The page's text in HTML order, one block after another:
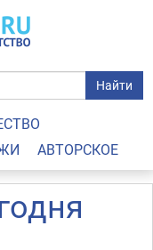
Найти
АВТОРСКОЕ